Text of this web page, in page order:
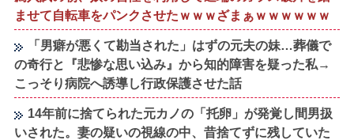
ませて自転車をパンクさせたｗｗｗざまぁｗｗｗｗｗｗ
「男癖が悪くて勘当された」はずの元夫の妹…葬儀で
の奇行と『悲惨な思い込み』から知的障害を疑った私→
こっそり病院へ誘導し行政保護させた話
14年前に捨てられた元カノの「托卵」が発覚し間男扱
いされた。妻の疑いの視線の中、昔捨てずに残していた